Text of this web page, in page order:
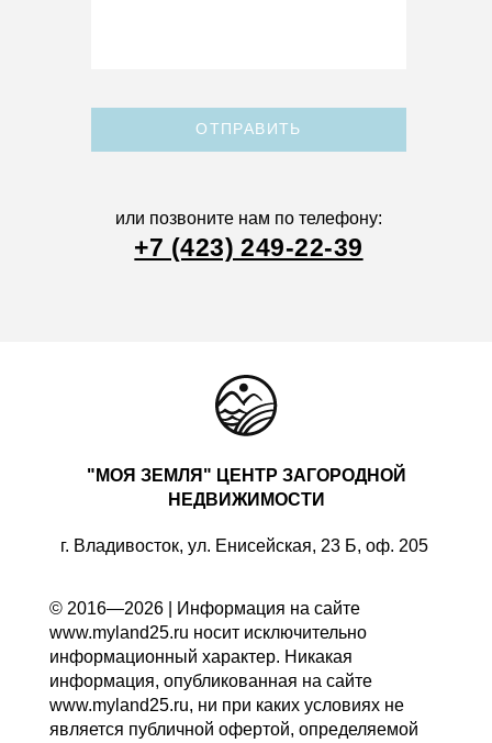
ОТПРАВИТЬ
или позвоните нам по телефону:
+7 (423) 249-22-39
"МОЯ ЗЕМЛЯ" ЦЕНТР ЗАГОРОДНОЙ
НЕДВИЖИМОСТИ
г. Владивосток, ул. Енисейская, 23 Б, оф. 205
© 2016—2026 | Информация на сайте
www.myland25.ru носит исключительно
информационный характер. Никакая
информация, опубликованная на сайте
www.myland25.ru, ни при каких условиях не
является публичной офертой, определяемой